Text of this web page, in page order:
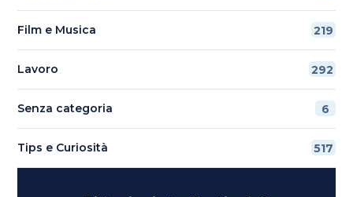
Film e Musica 219
Lavoro 292
Senza categoria 6
Tips e Curiosità 517